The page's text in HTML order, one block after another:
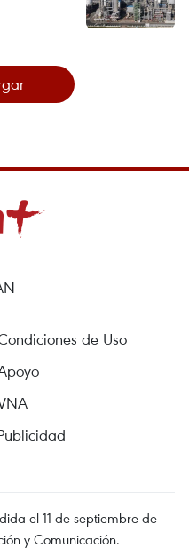
de Uso
el 11 de septiembre de
y Comunicación.